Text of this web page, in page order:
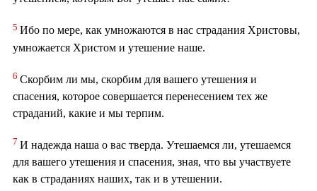
5 Ибо по мере, как умножаются в нас страдания Христовы,
умножается Христом и утешение наше.
6 Скорбим ли мы, скорбим для вашего утешения и
спасения, которое совершается перенесением тех же
страданий, какие и мы терпим.
7 И надежда наша о вас тверда. Утешаемся ли, утешаемся
для вашего утешения и спасения, зная, что вы участвуете
как в страданиях наших, так и в утешении.